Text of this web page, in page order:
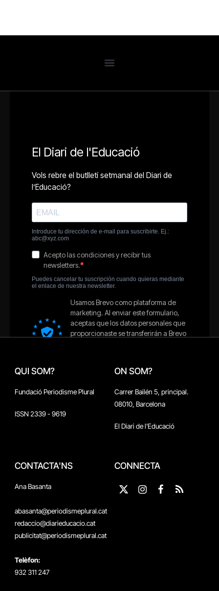
QUI SOM?
Fundació Periodisme Plural
ISSN 2339 - 9619
ON SOM?
Carrer Bailén 5, principal.
08010, Barcelona
El Diari de l'Educació
CONTACTA'NS
Ana Basanta
abasanta@periodismeplural.cat
redaccio@diarieducacio.cat
publicitat@periodismeplural.cat
Telèfon:
932 311 247
CONNECTA
X
Instagram
Facebook
RSS